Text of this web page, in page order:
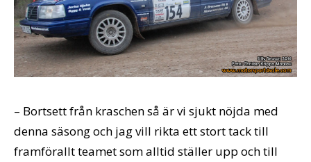
– Bortsett från kraschen så är vi sjukt nöjda med
denna säsong och jag vill rikta ett stort tack till
framförallt teamet som alltid ställer upp och till